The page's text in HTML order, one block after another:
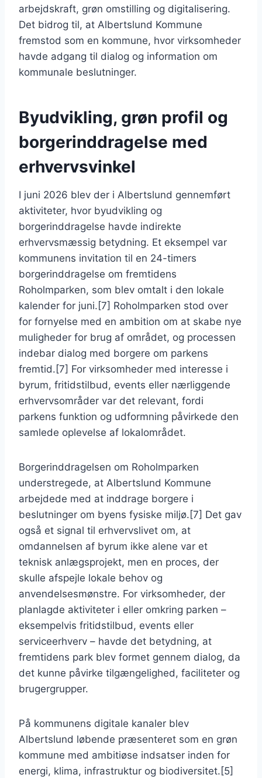
arbejdskraft, grøn omstilling og digitalisering.
Det bidrog til, at Albertslund Kommune
fremstod som en kommune, hvor virksomheder
havde adgang til dialog og information om
kommunale beslutninger.
Byudvikling, grøn profil og
borgerinddragelse med
erhvervsvinkel
I juni 2026 blev der i Albertslund gennemført
aktiviteter, hvor byudvikling og
borgerinddragelse havde indirekte
erhvervsmæssig betydning. Et eksempel var
kommunens invitation til en 24-timers
borgerinddragelse om fremtidens
Roholmparken, som blev omtalt i den lokale
kalender for juni.[7] Roholmparken stod over
for fornyelse med en ambition om at skabe nye
muligheder for brug af området, og processen
indebar dialog med borgere om parkens
fremtid.[7] For virksomheder med interesse i
byrum, fritidstilbud, events eller nærliggende
erhvervsområder var det relevant, fordi
parkens funktion og udformning påvirkede den
samlede oplevelse af lokalområdet.
Borgerinddragelsen om Roholmparken
understregede, at Albertslund Kommune
arbejdede med at inddrage borgere i
beslutninger om byens fysiske miljø.[7] Det gav
også et signal til erhvervslivet om, at
omdannelsen af byrum ikke alene var et
teknisk anlægsprojekt, men en proces, der
skulle afspejle lokale behov og
anvendelsesmønstre. For virksomheder, der
planlagde aktiviteter i eller omkring parken –
eksempelvis fritidstilbud, events eller
serviceerhverv – havde det betydning, at
fremtidens park blev formet gennem dialog, da
det kunne påvirke tilgængelighed, faciliteter og
brugergrupper.
På kommunens digitale kanaler blev
Albertslund løbende præsenteret som en grøn
kommune med ambitiøse indsatser inden for
energi, klima, infrastruktur og biodiversitet.[5]